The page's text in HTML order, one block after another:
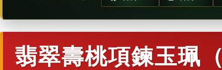
翡翠壽桃項鍊玉珮